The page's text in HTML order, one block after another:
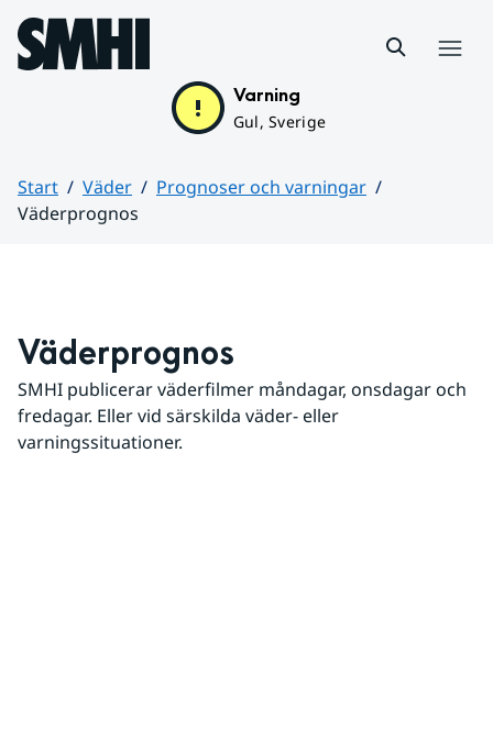
Hoppa till sidans innehåll
Varning
Gul, Sverige
Start Väder
Prognoser och varningar
Väderprognos
Väderprognos
SMHI publicerar väderfilmer måndagar, onsdagar och
fredagar. Eller vid särskilda väder- eller
varningssituationer.